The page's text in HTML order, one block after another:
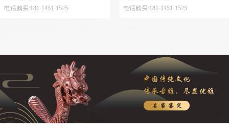
电话购买:181-1451-1525 电话购买:181-1451-1525